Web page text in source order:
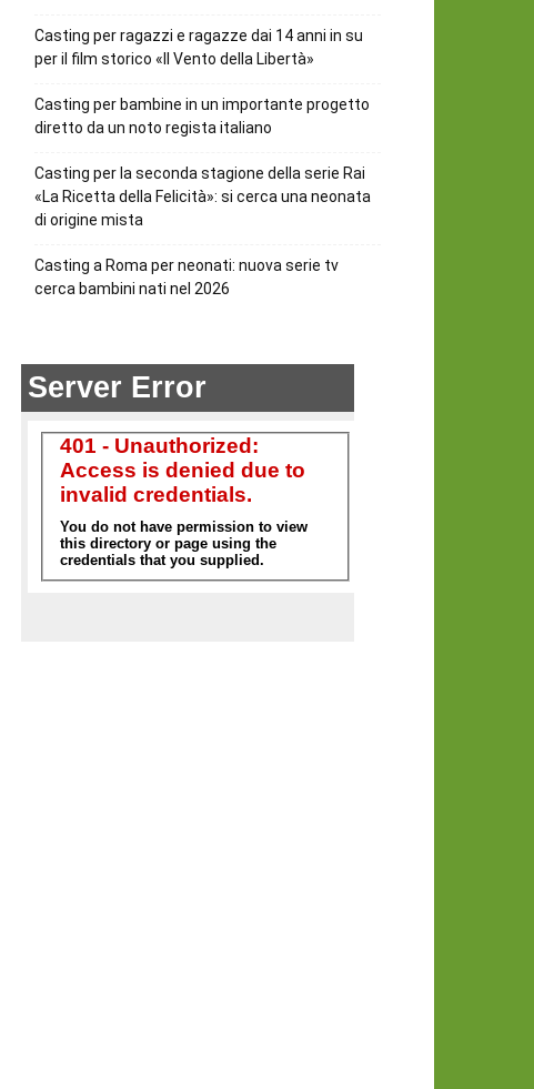
Casting per ragazzi e ragazze dai 14 anni in su
per il film storico «Il Vento della Libertà»
Casting per bambine in un importante progetto
diretto da un noto regista italiano
Casting per la seconda stagione della serie Rai
«La Ricetta della Felicità»: si cerca una neonata
di origine mista
Casting a Roma per neonati: nuova serie tv
cerca bambini nati nel 2026